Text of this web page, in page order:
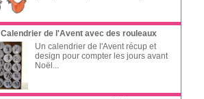
Calendrier de l'Avent avec des rouleaux
Un calendrier de l'Avent récup et
design pour compter les jours avant
Noël...